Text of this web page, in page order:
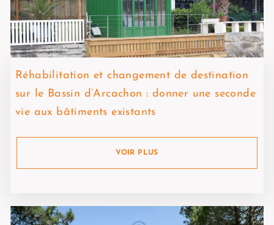
Réhabilitation et changement de destination
sur le Bassin d’Arcachon : donner une seconde
vie aux bâtiments existants
VOIR PLUS